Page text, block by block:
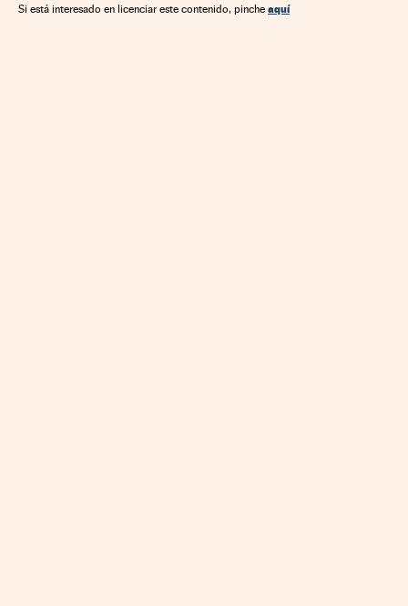
Si está interesado en licenciar este contenido, pinche aquí